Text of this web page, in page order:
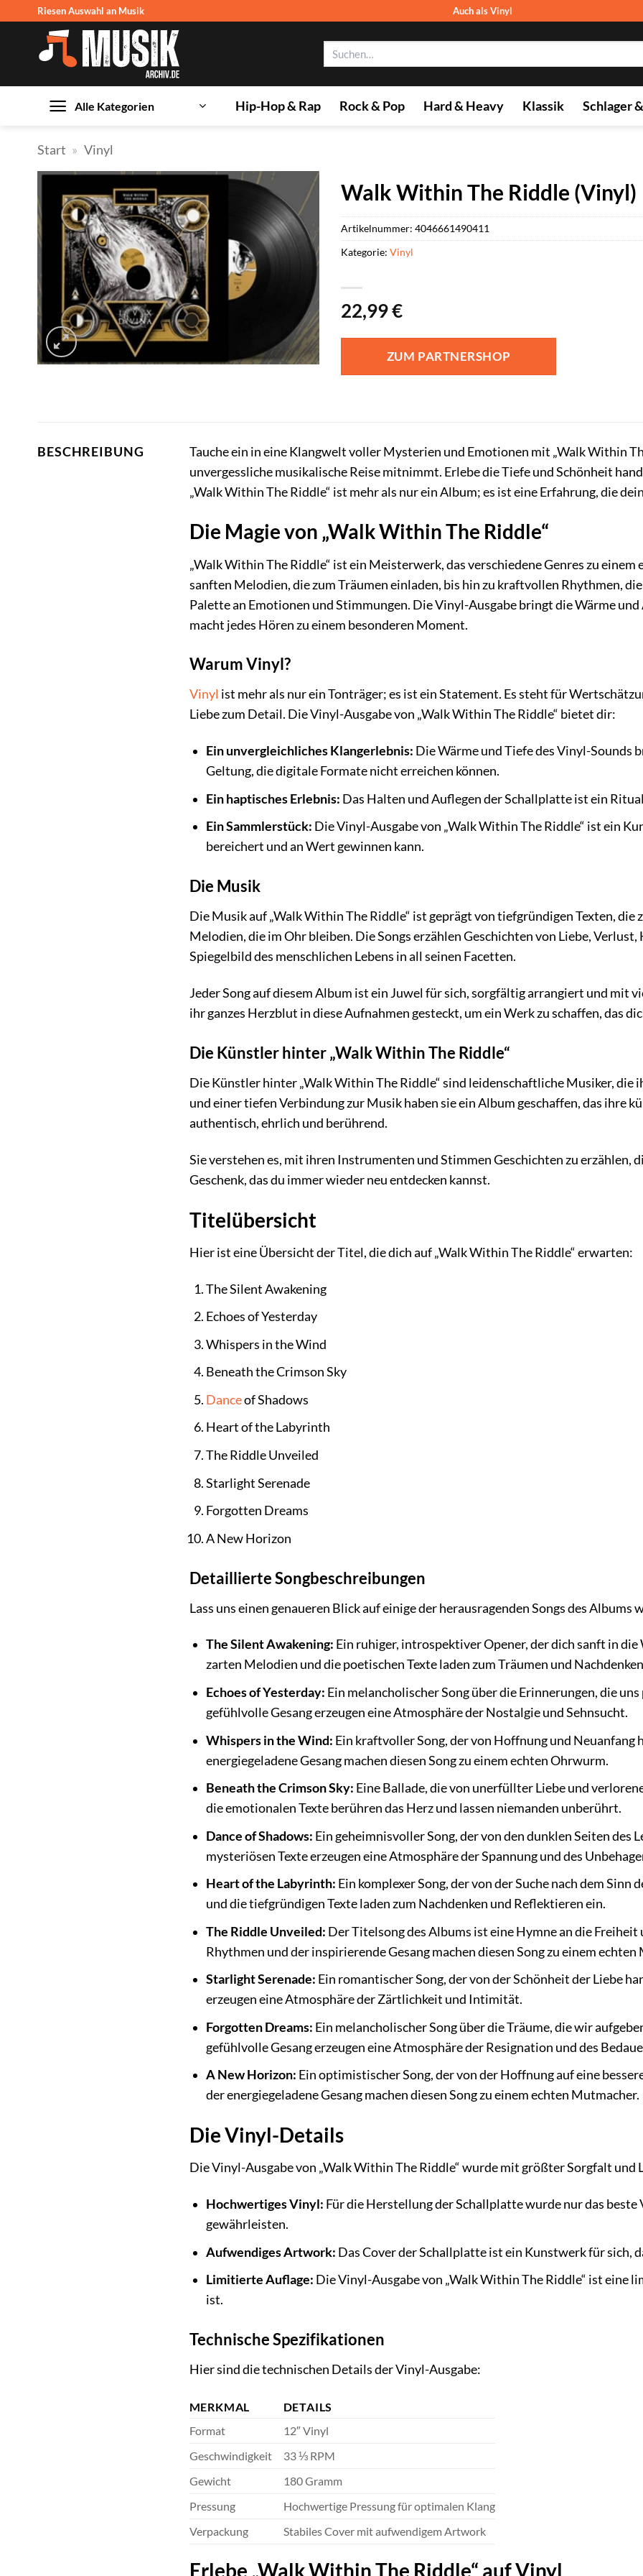
springen
Riesen Auswahl an Musik Auch als Vinyl
Alle Kategorien Hip-Hop & Rap Rock & Pop Hard & Heavy Klassik Schlager
Start » Vinyl
Walk Within The Riddle (Vinyl)
22,99€
ZUM PARTNERSHOP
Artikelnummer:4046661490411
Kategorie:Vinyl
BESCHREIBUNG
Tauche ein in eine Klangwelt voller Mysterien und Emotionen mit „Walk Within
unvergessliche musikalische Reise mitnimmt. Erlebe die Tiefe und Schönheit
„Walk Within The Riddle“ ist mehr als nur ein Album; es ist eine Erfahrung, die
Die Magie von „Walk Within The Riddle“
„Walk Within The Riddle“ ist ein Meisterwerk, das verschiedene Genres zu
sanften Melodien, die zum Träumen einladen, bis hin zu kraftvollen Rhythmen,
Palette an Emotionen und Stimmungen. Die Vinyl-Ausgabe bringt die Wärme
macht jedes Hören zu einem besonderen Moment.
Warum Vinyl?
Vinyl ist mehr als nur ein Tonträger; es ist ein Statement. Es steht für
Liebe zum Detail. Die Vinyl-Ausgabe von „Walk Within The Riddle“ bietet dir:
Ein unvergleichliches Klangerlebnis: Die Wärme und Tiefe des Vinyl-Sounds
Geltung, die digitale Formate nicht erreichen können.
Ein haptisches Erlebnis: Das Halten und Auflegen der Schallplatte ist ein
Ein Sammlerstück: Die Vinyl-Ausgabe von „Walk Within The Riddle“ ist ein
bereichert und an Wert gewinnen kann.
Die Musik
Die Musik auf „Walk Within The Riddle“ ist geprägt von tiefgründigen Texten, die
Melodien, die im Ohr bleiben. Die Songs erzählen Geschichten von Liebe,
Spiegelbild des menschlichen Lebens in all seinen Facetten.
Jeder Song auf diesem Album ist ein Juwel für sich, sorgfältig arrangiert und mit
ihr ganzes Herzblut in diese Aufnahmen gesteckt, um ein Werk zu schaffen, das
Die Künstler hinter „Walk Within The Riddle“
Die Künstler hinter „Walk Within The Riddle“ sind leidenschaftliche Musiker,
und einer tiefen Verbindung zur Musik haben sie ein Album geschaffen, das ihre
authentisch, ehrlich und berührend.
Sie verstehen es, mit ihren Instrumenten und Stimmen Geschichten zu erzählen,
Geschenk, das du immer wieder neu entdecken kannst.
Titelübersicht
Hier ist eine Übersicht der Titel, die dich auf „Walk Within The Riddle“ erwarten:
The Silent Awakening
Echoes of Yesterday
Whispers in the Wind
Beneath the Crimson Sky
Danceof Shadows
Heart of the Labyrinth
The Riddle Unveiled
Starlight Serenade
Forgotten Dreams
A New Horizon
Detaillierte Songbeschreibungen
Lass uns einen genaueren Blick auf einige der herausragenden Songs des Albums
The Silent Awakening: Ein ruhiger, introspektiver Opener, der dich sanft in
zarten Melodien und die poetischen Texte laden zum Träumen und
Echoes of Yesterday: Ein melancholischer Song über die Erinnerungen, die
gefühlvolle Gesang erzeugen eine Atmosphäre der Nostalgie und Sehnsucht.
Whispers in the Wind: Ein kraftvoller Song, der von Hoffnung und
energiegeladene Gesang machen diesen Song zu einem echten Ohrwurm.
Beneath the Crimson Sky: Eine Ballade, die von unerfüllter Liebe und
die emotionalen Texte berühren das Herz und lassen niemanden unberührt.
Dance of Shadows: Ein geheimnisvoller Song, der von den dunklen Seiten des
mysteriösen Texte erzeugen eine Atmosphäre der Spannung und des
Heart of the Labyrinth: Ein komplexer Song, der von der Suche nach dem
und die tiefgründigen Texte laden zum Nachdenken und Reflektieren ein.
The Riddle Unveiled: Der Titelsong des Albums ist eine Hymne an die
Rhythmen und der inspirierende Gesang machen diesen Song zu einem
Starlight Serenade: Ein romantischer Song, der von der Schönheit der Liebe
erzeugen eine Atmosphäre der Zärtlichkeit und Intimität.
Forgotten Dreams: Ein melancholischer Song über die Träume, die wir
gefühlvolle Gesang erzeugen eine Atmosphäre der Resignation und des
A New Horizon: Ein optimistischer Song, der von der Hoffnung auf eine
der energiegeladene Gesang machen diesen Song zu einem echten Mutmacher.
Die Vinyl-Details
Die Vinyl-Ausgabe von „Walk Within The Riddle“ wurde mit größter Sorgfalt und
Hochwertiges Vinyl: Für die Herstellung der Schallplatte wurde nur das
gewährleisten.
Aufwendiges Artwork: Das Cover der Schallplatte ist ein Kunstwerk für sich,
Limitierte Auflage: Die Vinyl-Ausgabe von „Walk Within The Riddle“ ist eine
ist.
Technische Spezifikationen
Hier sind die technischen Details der Vinyl-Ausgabe:
MERKMAL
DETAILS
Format
12″ Vinyl
Geschwindigkeit
33 ⅓ RPM
Gewicht
180 Gramm
Pressung
Hochwertige Pressung für optimalen Klang
Verpackung
Stabiles Cover mit aufwendigem Artwork
Erlebe „Walk Within The Riddle“ auf Vinyl